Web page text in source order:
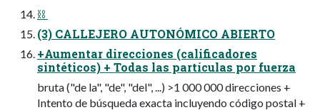
⛓️ ‍
(3) CALLEJERO AUTONÓMICO ABIERTO
+Aumentar direcciones (calificadores
sintéticos) + Todas las partículas por fuerza
bruta ("de la", "de", "del", ...) >1 000 000 direcciones +
Intento de búsqueda exacta incluyendo código postal +